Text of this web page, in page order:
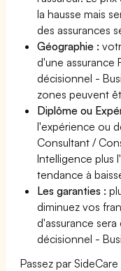
la hausse mais
des assurances
Géographie :
d'une assurance
décisionnel -
zones peuvent
Diplôme ou
l'expérience ou
Consultant /
Intelligence plus
tendance à
Les garanties :
diminuez vos
d'assurance
décisionnel -
Passez par